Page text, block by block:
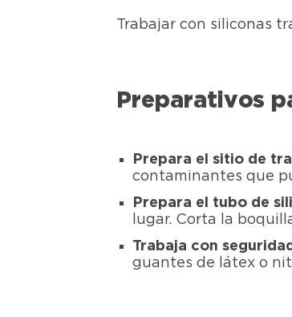
Trabajar con siliconas
Preparativos
Prepara el sitio de
contaminantes que
Prepara el tubo de
lugar. Corta la
Trabaja con
guantes de látex o